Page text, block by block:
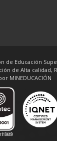
de Educación
de Alta calidad,
MINEDUCACIÓN